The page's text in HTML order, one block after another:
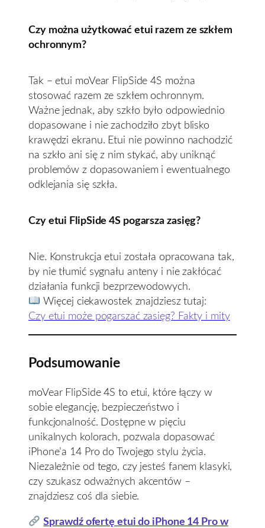
Czy można użytkować etui razem ze szkłem
ochronnym?
Tak – etui moVear FlipSide 4S można
stosować razem ze szkłem ochronnym.
Ważne jednak, aby szkło było odpowiednio
dopasowane i nie zachodziło zbyt blisko
krawędzi ekranu. Etui nie powinno nachodzić
na szkło ani się z nim stykać, aby uniknąć
problemów z dopasowaniem i ewentualnego
odklejania się szkła.
Czy etui FlipSide 4S pogarsza zasięg?
Nie. Konstrukcja etui została opracowana tak,
by nie tłumić sygnału anteny i nie zakłócać
działania funkcji bezprzewodowych.
Więcej ciekawostek znajdziesz tutaj:
Czy etui może pogarszać zasięg? Fakty i mity
Podsumowanie
moVear FlipSide 4S to etui, które łączy w
sobie elegancję, bezpieczeństwo i
funkcjonalność. Dostępne w pięciu
unikalnych kolorach, pozwala dopasować
iPhone’a 14 Pro do Twojego stylu życia.
Niezależnie od tego, czy jesteś fanem klasyki,
czy szukasz odważnych akcentów –
znajdziesz coś dla siebie.
Sprawdź ofertę etui do iPhone 14 Pro w